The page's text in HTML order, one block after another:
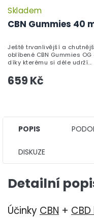
CBN Gummies 40
Skladem
659 Kč
Ještě trvanlivější a
oblíbené CBN Gummies
díky kterému si déle udrží...
POPIS
DISKUZE
Detailní
Účinky CBN +